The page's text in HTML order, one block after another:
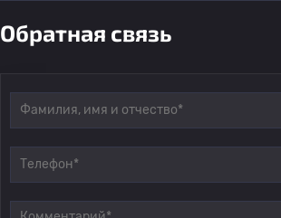
Обратная связь